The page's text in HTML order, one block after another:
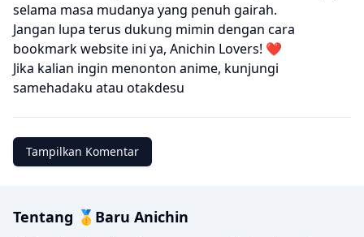
selama masa mudanya yang penuh gairah.
Jangan lupa terus dukung mimin dengan cara
bookmark website ini ya, Anichin Lovers! ❤️
Jika kalian ingin menonton anime, kunjungi
samehadaku atau otakdesu
Tampilkan Komentar
Tentang 🥇Baru Anichin